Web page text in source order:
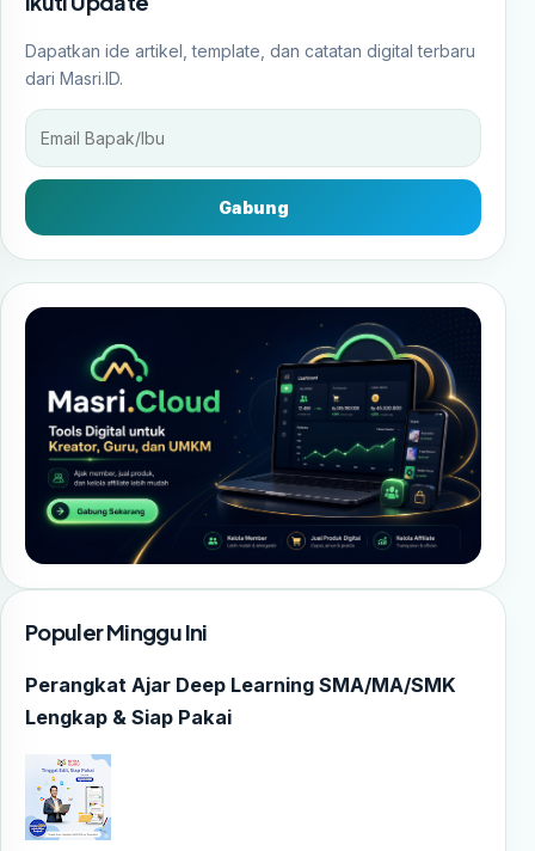
Dapatkan ide artikel, template, dan catatan digital terbaru
dari Masri.ID.
Gabung
Populer Minggu Ini
Perangkat Ajar Deep Learning SMA/MA/SMK
Lengkap & Siap Pakai